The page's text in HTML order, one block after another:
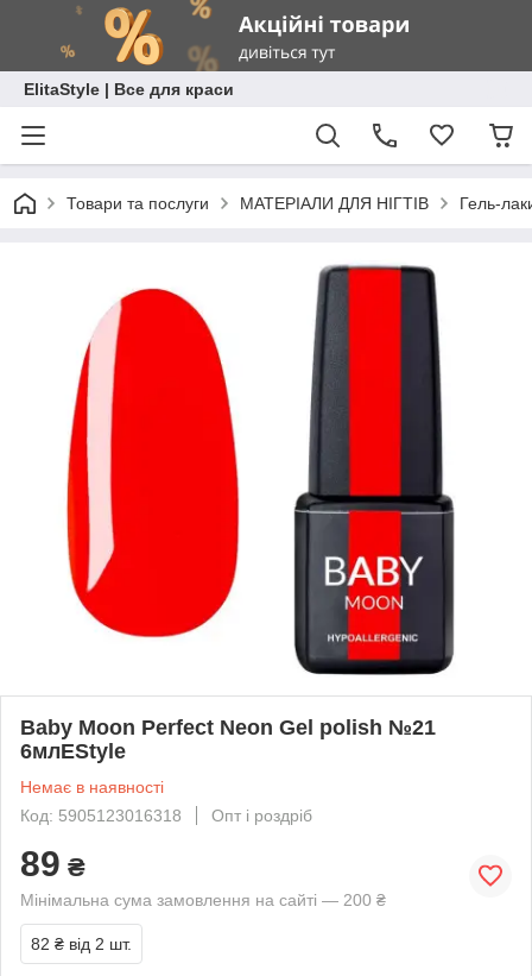
ElitaStyle | Все для краси
Товари та послуги МАТЕРІАЛИ ДЛЯ НІГТІВ Гель-
Baby Moon Perfect Neon Gel polish №21
6млEStyle
Немає в наявності
Код: 5905123016318
Опт і роздріб
89 ₴
Мінімальна сума замовлення на сайті — 200 ₴
82 ₴ від 2 шт.